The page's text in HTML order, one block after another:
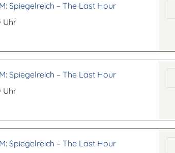
Spiegelreich – The Last Hour
Uhr
Spiegelreich – The Last Hour
Uhr
Spiegelreich – The Last Hour